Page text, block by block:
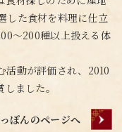
した食材を料理に仕立
～200種以上扱える体
活動が評価され、2010
ました。
ぽんのページへ